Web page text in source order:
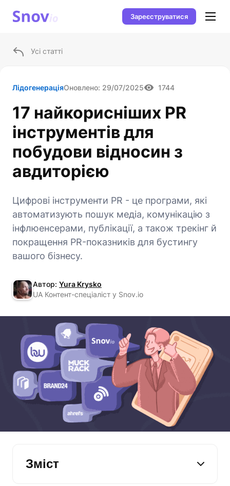
Зареєструватися
Усі статті
ЛідогенераціяОновлено: 29/07/2025 1744
17 найкорисніших PR
інструментів для
побудови відносин з
авдиторією
Цифрові інструменти PR - це програми, які
автоматизують пошук медіа, комунікацію з
інфлюенсерами, публікації, а також трекінг й
покращення PR-показників для бустингу
вашого бізнесу.
Автор: Yura Krysko
UA Контент-спеціаліст у Snov.io
Зміст